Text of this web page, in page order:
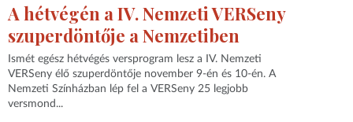
A hétvégén a IV. Nemzeti VERSeny
szuperdöntője a Nemzetiben
Ismét egész hétvégés versprogram lesz a IV. Nemzeti
VERSeny élő szuperdöntője november 9-én és 10-én. A
Nemzeti Színházban lép fel a VERSeny 25 legjobb
versmond...